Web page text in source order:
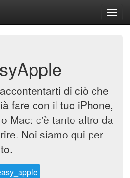
di ciò che
fare con il tuo iPhone,
Mac: c'è tanto altro da
Noi siamo qui per